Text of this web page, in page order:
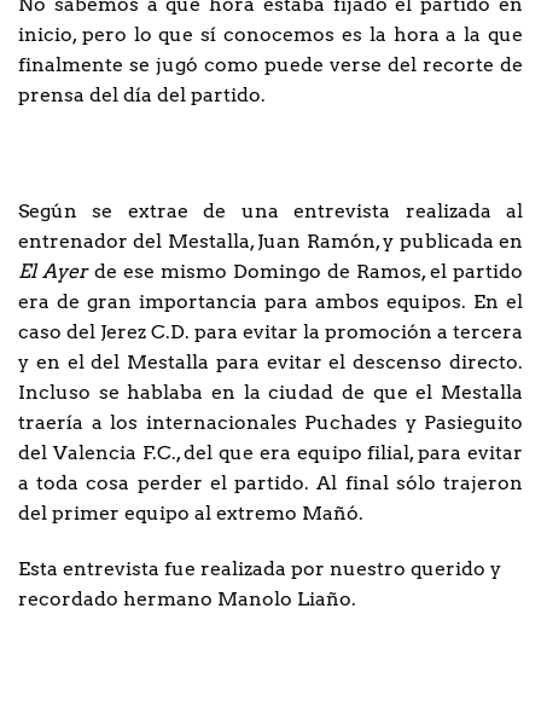
No sabemos a qué hora estaba fijado el partido en
inicio, pero lo que sí conocemos es la hora a la que
finalmente se jugó como puede verse del recorte de
prensa del día del partido.
Según se extrae de una entrevista realizada al
entrenador del Mestalla, Juan Ramón, y publicada en
El Ayerde ese mismo Domingo de Ramos, el partido
era de gran importancia para ambos equipos. En el
caso del Jerez C.D. para evitar la promoción a tercera
y en el del Mestalla para evitar el descenso directo.
Incluso se hablaba en la ciudad de que el Mestalla
traería a los internacionales Puchades y Pasieguito
del Valencia F.C., del que era equipo filial, para evitar
a toda cosa perder el partido. Al final sólo trajeron
del primer equipo al extremo Mañó.
Esta entrevista fue realizada por nuestro querido y
recordado hermano Manolo Liaño.